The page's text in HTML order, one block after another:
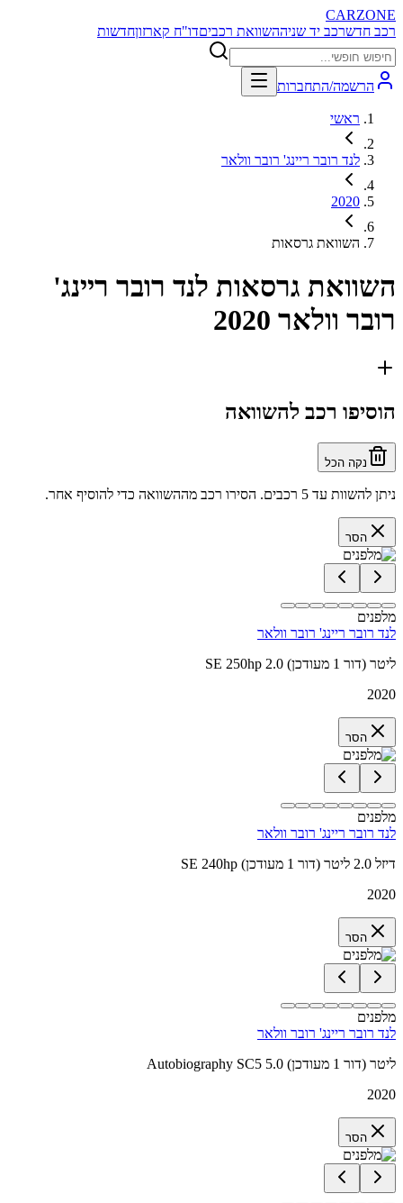
CARZONE
רכב חדשרכב יד שניההשוואת רכביםדו"ח קארזוןחדשות
הרשמה/התחברות
ראשי
לנד רובר ריינג' רובר וולאר
2020
השוואת גרסאות
השוואת גרסאות לנד רובר ריינג'
רובר וולאר 2020
הוסיפו רכב להשוואה
נקה הכל
ניתן להשוות עד 5 רכבים. הסירו רכב מההשוואה כדי להוסיף אחר.
הסר
מלפנים
לנד רובר ריינג' רובר וולאר
SE 250hp 2.0 ליטר (דור 1 מעודכן)
2020
הסר
מלפנים
לנד רובר ריינג' רובר וולאר
SE 240hp דיזל 2.0 ליטר (דור 1 מעודכן)
2020
הסר
מלפנים
לנד רובר ריינג' רובר וולאר
Autobiography SC5 5.0 ליטר (דור 1 מעודכן)
2020
הסר